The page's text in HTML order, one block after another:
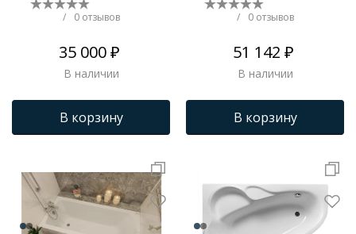
/ 0 отзывов
35 000 ₽
В наличии
В корзину
/ 0 отзывов
51 142 ₽
В наличии
В корзину